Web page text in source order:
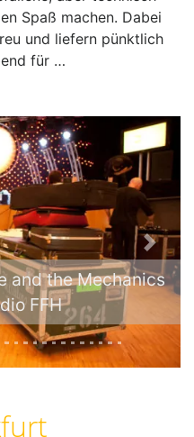
Spaß machen. Dabei
und liefern pünktlich
für …
and the Mechanics
FFH
N
e